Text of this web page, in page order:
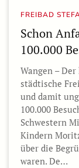
FREIBAD
Schon
100.000
Wangen –
städtische
und damit
100.000
Schwestern
Kindern
über die
waren. De…